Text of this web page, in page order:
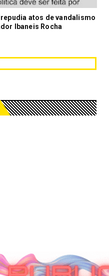
atos de vandalismo
Ibaneis Rocha